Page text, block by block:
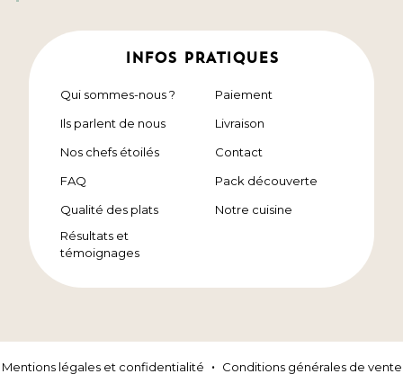
INFOS PRATIQUES
Qui sommes-nous ?
Ils parlent de nous
Nos chefs étoilés
FAQ
Qualité des plats
Résultats et
témoignages
Paiement
Livraison
Contact
Pack découverte
Notre cuisine
Mentions légales et confidentialité Conditions générales de vente